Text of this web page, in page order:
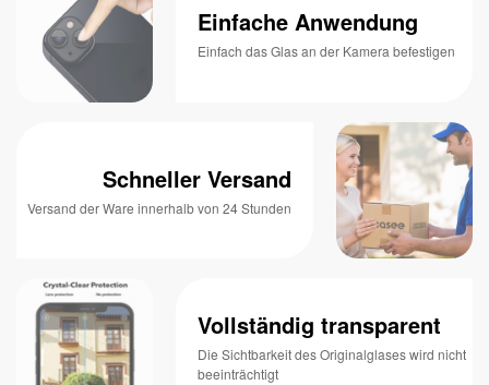
Einfache Anwendung
Einfach das Glas an der Kamera befestigen
Schneller Versand
Versand der Ware innerhalb von 24 Stunden
Vollständig transparent
Die Sichtbarkeit des Originalglases wird nicht
beeinträchtigt